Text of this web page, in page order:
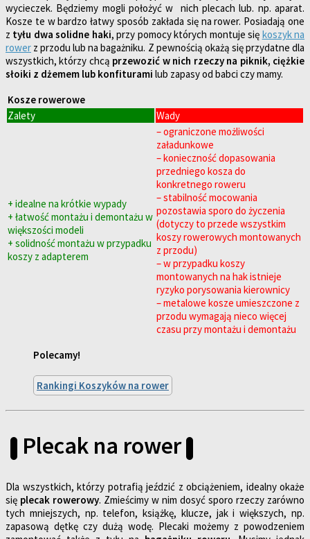
wycieczek. Będziemy mogli położyć w nich plecach lub. np. aparat.
Kosze te w bardzo łatwy sposób zakłada się na rower. Posiadają one
z tyłu dwa solidne haki, przy pomocy których montuje się koszyk na
rower z przodu lub na bagażniku. Z pewnością okażą się przydatne dla
wszystkich, którzy chcą przewozić w nich rzeczy na piknik, ciężkie
słoiki z dżemem lub konfiturami lub zapasy od babci czy mamy.
Kosze rowerowe
Zalety
Wady
+ idealne na krótkie wypady
+ łatwość montażu i demontażu w
większości modeli
+ solidność montażu w przypadku
koszy z adapterem
– ograniczone możliwości
załadunkowe
– konieczność dopasowania
przedniego kosza do
konkretnego roweru
– stabilność mocowania
pozostawia sporo do życzenia
(dotyczy to przede wszystkim
koszy rowerowych montowanych
z przodu)
– w przypadku koszy
montowanych na hak istnieje
ryzyko porysowania kierownicy
– metalowe kosze umieszczone z
przodu wymagają nieco więcej
czasu przy montażu i demontażu
Polecamy!
Rankingi Koszyków na rower
Plecak na rower
Dla wszystkich, którzy potrafią jeździć z obciążeniem, idealny okaże
się plecak rowerowy. Zmieścimy w nim dosyć sporo rzeczy zarówno
tych mniejszych, np. telefon, książkę, klucze, jak i większych, np.
zapasową dętkę czy dużą wodę. Plecaki możemy z powodzeniem